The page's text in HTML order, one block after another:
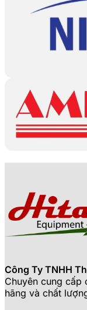
Công Ty TNHH
Chuyên cung cấp
hãng và chất